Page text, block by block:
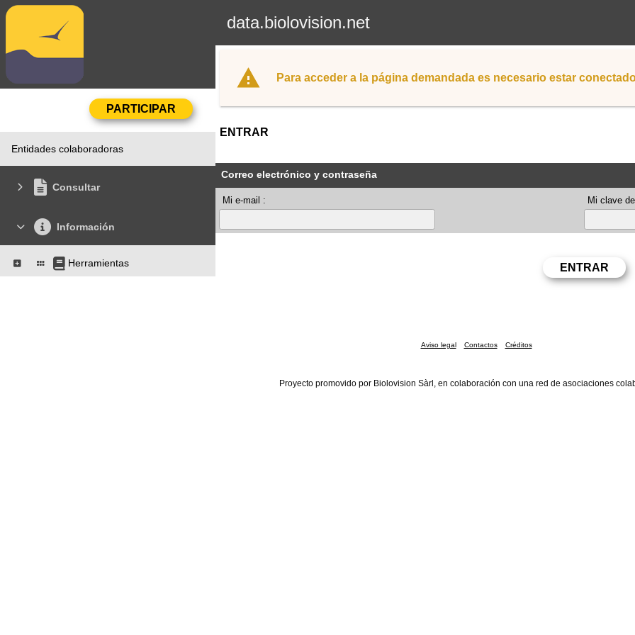
data.biolovision.net
Entidades colaboradoras
Consultar
Información
Herramientas
Para acceder a la página demandada es necesario estar
ENTRAR
Correo electrónico y contraseña
Mi e-mail : Mi clave
Aviso legal Contactos Créditos
Proyecto promovido por Biolovision Sàrl, en colaboración con una red de asociaciones